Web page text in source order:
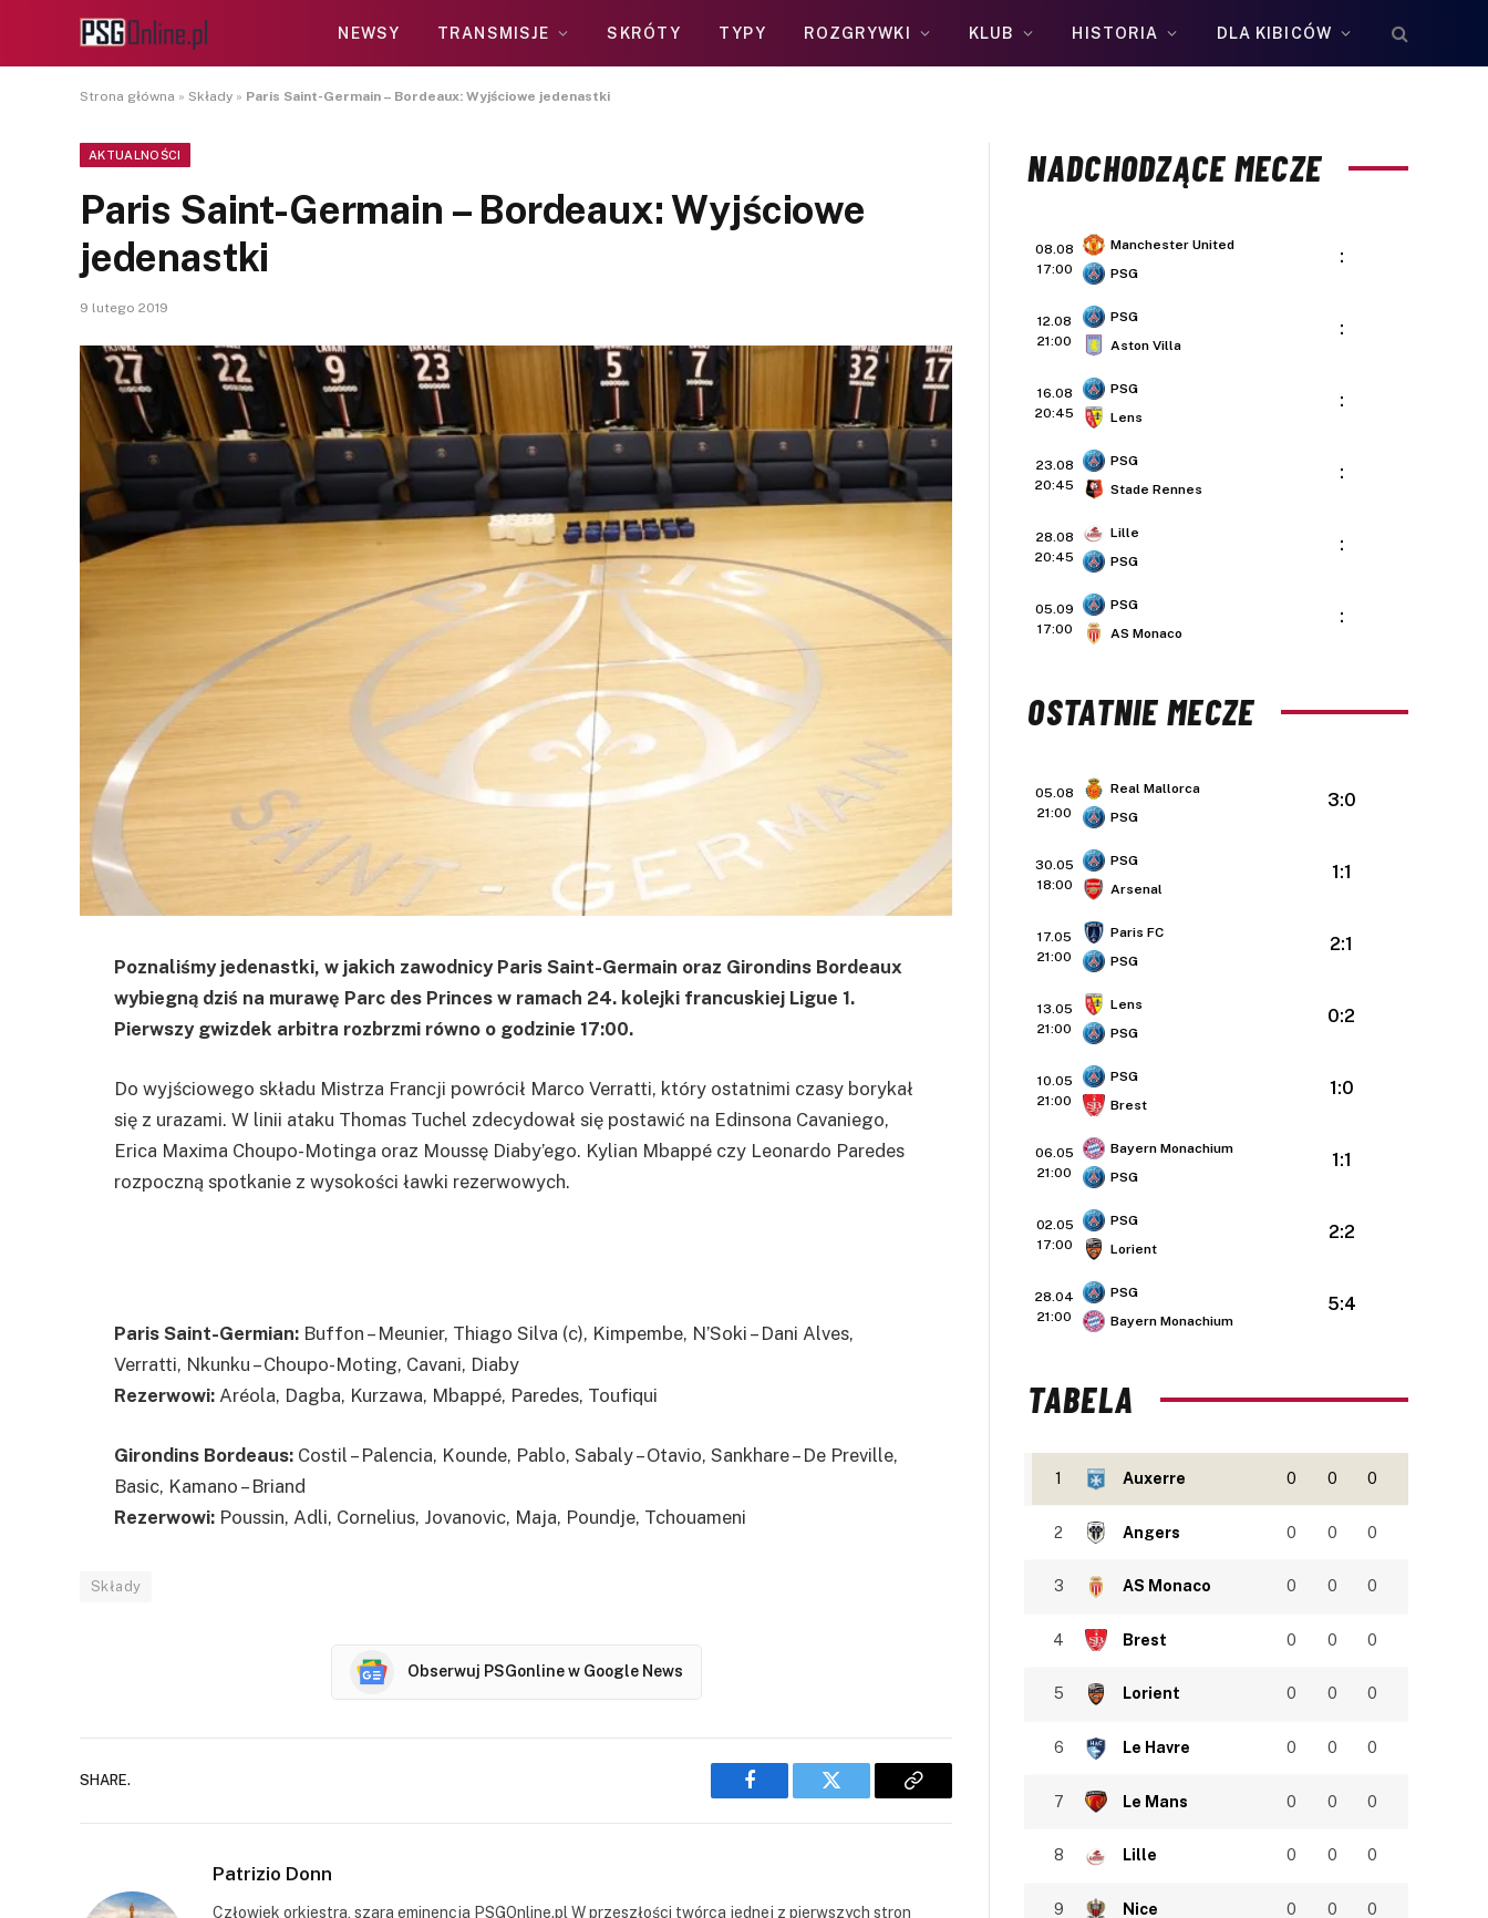
NEWSY TRANSMISJE SKRÓTY TYPY ROZGRYWKI KLUB HISTORIA DLA KIBICÓW
Strona główna » Składy » Paris Saint-Germain – Bordeaux: Wyjściowe jedenastki
AKTUALNOŚCI
Paris Saint-Germain – Bordeaux: Wyjściowe
jedenastki
9 lutego 2019
Poznaliśmy jedenastki, w jakich zawodnicy Paris Saint-Germain oraz Girondins Bordeaux
wybiegną dziś na murawę Parc des Princes w ramach 24. kolejki francuskiej Ligue 1.
Pierwszy gwizdek arbitra rozbrzmi równo o godzinie 17:00.
Do wyjściowego składu Mistrza Francji powrócił Marco Verratti, który ostatnimi czasy borykał
się z urazami. W linii ataku Thomas Tuchel zdecydował się postawić na Edinsona Cavaniego,
Erica Maxima Choupo-Motinga oraz Moussę Diaby’ego. Kylian Mbappé czy Leonardo Paredes
rozpoczną spotkanie z wysokości ławki rezerwowych.
Paris Saint-Germian: Buffon – Meunier, Thiago Silva (c), Kimpembe, N’Soki – Dani Alves,
Verratti, Nkunku – Choupo-Moting, Cavani, Diaby
Rezerwowi: Aréola, Dagba, Kurzawa, Mbappé, Paredes, Toufiqui
Girondins Bordeaus: Costil – Palencia, Kounde, Pablo, Sabaly – Otavio, Sankhare – De Preville,
Basic, Kamano – Briand
Rezerwowi: Poussin, Adli, Cornelius, Jovanovic, Maja, Poundje, Tchouameni
Składy
Obserwuj PSGonline w Google News
SHARE.
Facebook Twitter
Copy
Patrizio Donn
Człowiek orkiestra, szara eminencja PSGOnline.pl W przeszłości twórca jednej z pierwszych stron
NADCHODZĄCE MECZE
08.08
17:00
Manchester United
PSG
:
12.08
21:00
PSG
Aston Villa
:
16.08
20:45
PSG
Lens
:
23.08
20:45
PSG
Stade Rennes
:
28.08
20:45
Lille
PSG
:
05.09
17:00
PSG
AS Monaco
:
OSTATNIE MECZE
05.08
21:00
Real Mallorca
PSG
3:0
30.05
18:00
PSG
Arsenal
1:1
17.05
21:00
Paris FC
PSG
2:1
13.05
21:00
Lens
PSG
0:2
10.05
21:00
PSG
Brest
1:0
06.05
21:00
Bayern Monachium
PSG
1:1
02.05
17:00
PSG
Lorient
2:2
28.04
21:00
PSG
Bayern Monachium
5:4
TABELA
1 Auxerre 0 0 0
2 Angers 0 0 0
3 AS Monaco 0 0 0
4 Brest 0 0 0
5 Lorient 0 0 0
6 Le Havre 0 0 0
7 Le Mans 0 0 0
8 Lille 0 0 0
9 Nice 0 0 0